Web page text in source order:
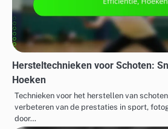
Hersteltechnieken voor Schoten:
Hoeken
Technieken voor het herstellen van
verbeteren van de prestaties in sport,
door…